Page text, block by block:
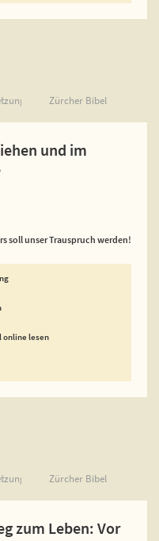
Zürcher Bibel
und im
soll unser Trauspruch werden!
online lesen
Zürcher Bibel
zum Leben: Vor